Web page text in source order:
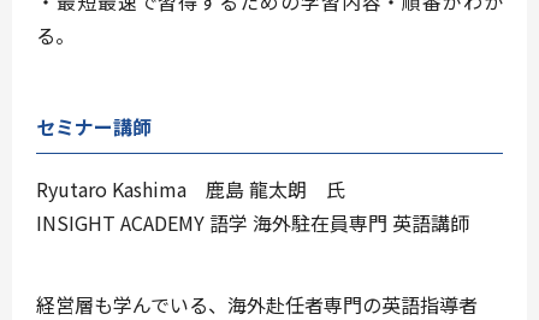
る。
セミナー講師
Ryutaro Kashima 鹿島 龍太朗 氏
INSIGHT ACADEMY 語学 海外駐在員専門 英語講師
経営層も学んでいる、海外赴任者専門の英語指導者